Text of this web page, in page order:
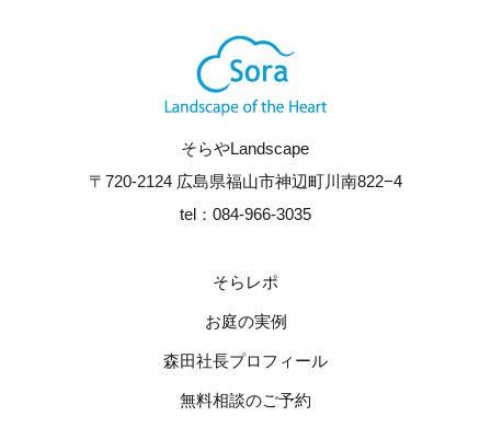
そらやLandscape
〒720-2124 広島県福山市神辺町川南822−4
tel：084-966-3035
そらレポ
お庭の実例
森田社長プロフィール
無料相談のご予約